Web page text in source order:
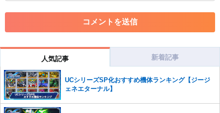
コメントの削除を申請する ※投稿内容を確認後、順次対応さ
※一度削除したコメントは復元ができませんのでご注意くだ
また、過度な利用規約の違反や、弊社に損害の及ぶ内容の書き込みがあ
った場合は、法的措置をとらせていただく場合もございますので、あら
かじめご理解くださいませ。
人気記事 新着記事
UCシリーズSP化おすすめ機体ランキング【ジージ
ェネエターナル】